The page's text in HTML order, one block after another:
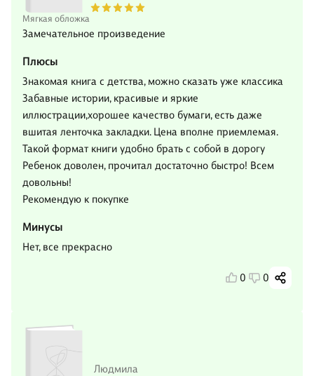
Мягкая обложка
Замечательное произведение
Плюсы
Знакомая книга с детства, можно сказать уже классика
Забавные истории, красивые и яркие
иллюстрации,хорошее качество бумаги, есть даже
вшитая ленточка закладки. Цена вполне приемлемая.
Такой формат книги удобно брать с собой в дорогу
Ребенок доволен, прочитал достаточно быстро! Всем
довольны!
Рекомендую к покупке
Минусы
Нет, все прекрасно
0 0
Людмила